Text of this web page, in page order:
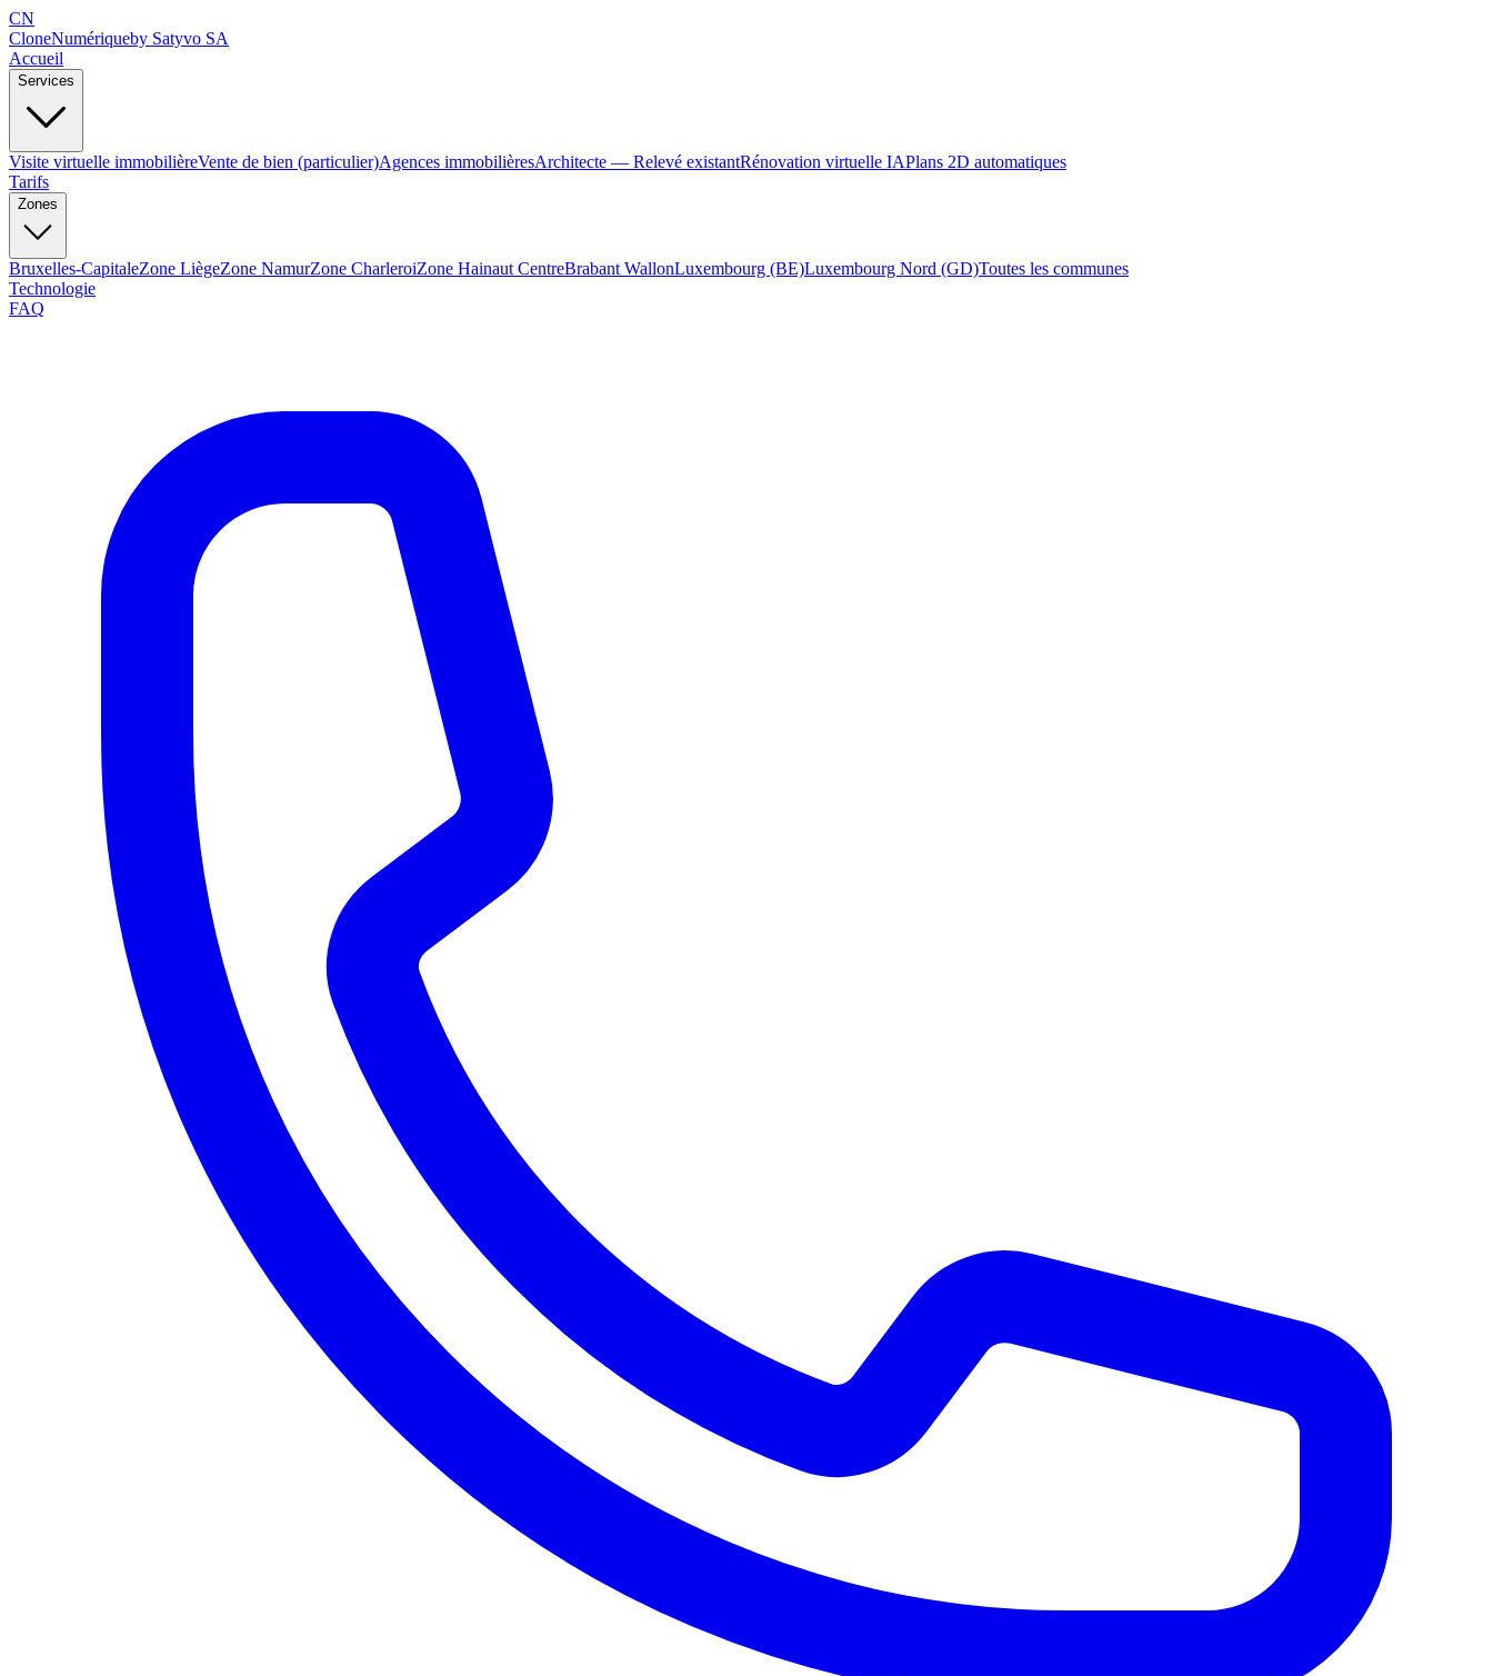
CN
CloneNumériqueby Satyvo SA
Accueil
Services
Visite virtuelle immobilièreVente de bien (particulier)Agences immobilièresArchitecte — Relevé existantRénovation virtuelle IAPlans 2D automatiques
Tarifs
Zones
Bruxelles-CapitaleZone LiègeZone NamurZone CharleroiZone Hainaut CentreBrabant WallonLuxembourg (BE)Luxembourg Nord (GD)Toutes les communes
Technologie
FAQ